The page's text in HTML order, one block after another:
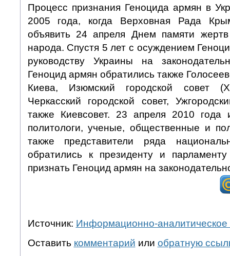
Процесс признания Геноцида армян в
2005 года, когда Верховная Рада
объявить 24 апреля Днем памяти жертв
народа. Спустя 5 лет с осуждением
руководству Украины на
Геноцид армян обратились также
Киева, Изюмский городской совет
Черкасский городской совет,
также Киевсовет. 23 апреля 2010 года
политологи, ученые, общественные и
также представители ряда
обратились к президенту и
признать Геноцид армян на
Источник: Информационно-аналитическое
Оставить комментарий или обратную